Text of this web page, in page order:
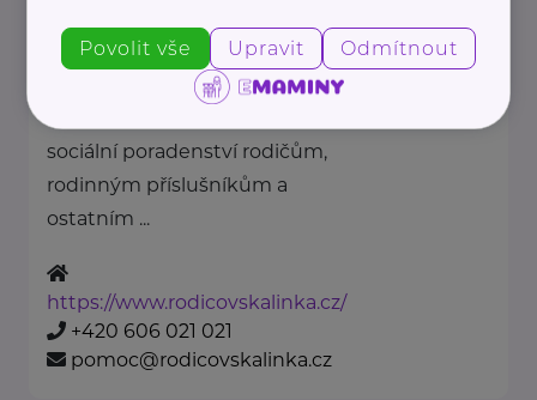
Rodičovské linka poskytuje
sociální poradenství rodičům,
rodinným příslušníkům a
ostatním ...
https://www.rodicovskalinka.cz/
+420 606 021 021
pomoc@rodicovskalinka.cz
Povolit vše Upravit Odmítnout